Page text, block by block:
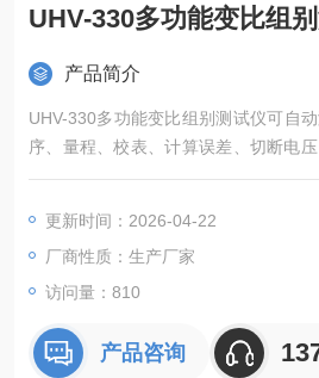
UHV-330多功能变比组
产品简介
UHV-330多功能变比组别测试仪可自
序、量程、校表、计算误差、切断电
中文显示菜单
更新时间：2026-04-22
厂商性质：生产厂家
访问量：810
产品咨询